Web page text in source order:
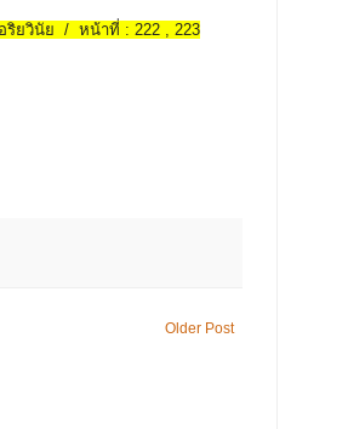
ริยวินัย / หน้าที่ : 222 , 223
Older Post